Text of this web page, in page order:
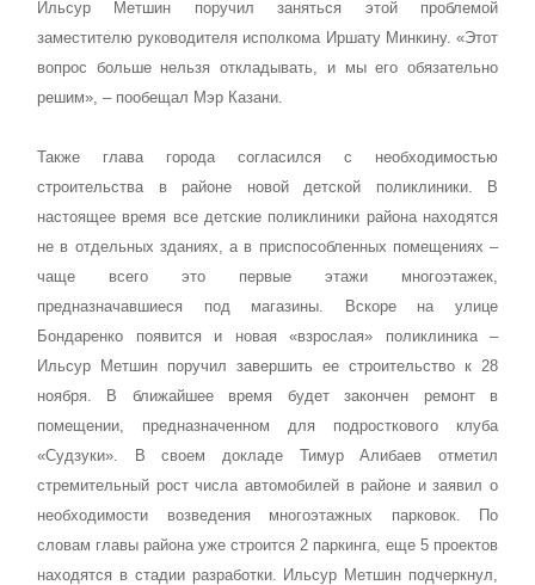
Ильсур Метшин поручил заняться этой проблемой
заместителю руководителя исполкома Иршату Минкину. «Этот
вопрос больше нельзя откладывать, и мы его обязательно
решим», – пообещал Мэр Казани.
Также глава города согласился с необходимостью
строительства в районе новой детской поликлиники. В
настоящее время все детские поликлиники района находятся
не в отдельных зданиях, а в приспособленных помещениях –
чаще всего это первые этажи многоэтажек,
предназначавшиеся под магазины. Вскоре на улице
Бондаренко появится и новая «взрослая» поликлиника –
Ильсур Метшин поручил завершить ее строительство к 28
ноября. В ближайшее время будет закончен ремонт в
помещении, предназначенном для подросткового клуба
«Судзуки».
В своем докладе Тимур Алибаев отметил
стремительный рост числа автомобилей в районе и заявил о
необходимости возведения многоэтажных парковок. По
словам главы района уже строится 2 паркинга, еще 5 проектов
находятся в стадии разработки. Ильсур Метшин подчеркнул,